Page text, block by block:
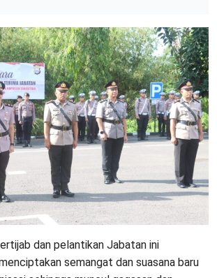
dan pelantikan Jabatan ini
semangat dan suasana baru